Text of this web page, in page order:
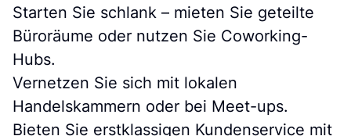
Starten Sie schlank – mieten Sie geteilte
Büroräume oder nutzen Sie Coworking-
Hubs.
Vernetzen Sie sich mit lokalen
Handelskammern oder bei Meet-ups.
Bieten Sie erstklassigen Kundenservice mit